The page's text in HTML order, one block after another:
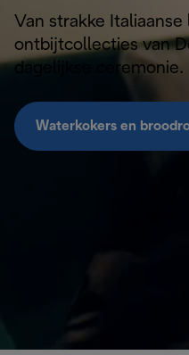
Van strakke
ontbijtcollecties van
dagelijkse ceremonie.
Waterkokers en